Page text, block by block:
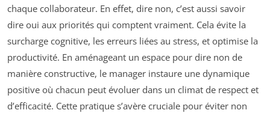
chaque collaborateur. En effet, dire non, c’est aussi savoir
dire oui aux priorités qui comptent vraiment. Cela évite la
surcharge cognitive, les erreurs liées au stress, et optimise la
productivité. En aménageant un espace pour dire non de
manière constructive, le manager instaure une dynamique
positive où chacun peut évoluer dans un climat de respect et
d’efficacité. Cette pratique s’avère cruciale pour éviter non